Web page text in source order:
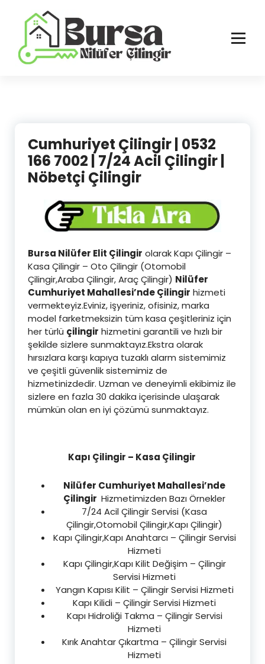
Cumhuriyet Çilingir | 0532
166 7002 | 7/24 Acil Çilingir |
Nöbetçi Çilingir
Bursa Nilüfer Elit Çilingir olarak Kapı Çilingir –
Kasa Çilingir – Oto Çilingir (Otomobil
Çilingir,Araba Çilingir, Araç Çilingir) Nilüfer
Cumhuriyet Mahallesi’nde Çilingir hizmeti
vermekteyiz.Eviniz, işyeriniz, ofisiniz, marka
model farketmeksizin tüm kasa çeşitleriniz için
her türlü çilingir hizmetini garantili ve hızlı bir
şekilde sizlere sunmaktayız.Ekstra olarak
hırsızlara karşı kapıya tuzaklı alarm sistemimiz
ve çeşitli güvenlik sistemimiz de
hizmetinizdedir. Uzman ve deneyimli ekibimiz ile
sizlere en fazla 30 dakika içerisinde ulaşarak
mümkün olan en iyi çözümü sunmaktayız.
Kapı Çilingir – Kasa Çilingir
Nilüfer Cumhuriyet Mahallesi’nde
Çilingir Hizmetimizden Bazı Örnekler
7/24 Acil Çilingir Servisi (Kasa
Çilingir,Otomobil Çilingir,Kapı Çilingir)
Kapı Çilingir,Kapı Anahtarcı – Çilingir Servisi
Hizmeti
Kapı Çilingir,Kapı Kilit Değişim – Çilingir
Servisi Hizmeti
Yangın Kapısı Kilit – Çilingir Servisi Hizmeti
Kapı Kilidi – Çilingir Servisi Hizmeti
Kapı Hidroliği Takma – Çilingir Servisi
Hizmeti
Kırık Anahtar Çıkartma – Çilingir Servisi
Hizmeti